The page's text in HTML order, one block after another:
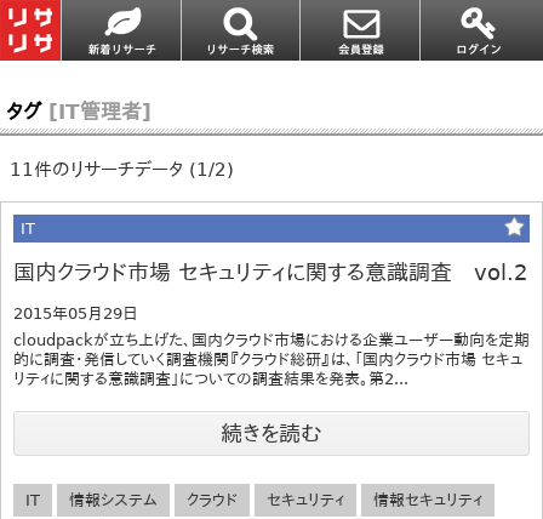
タグ [IT管理者]
11件のリサーチデータ (1/2)
IT
国内クラウド市場 セキュリティに関する意識調査 vol.2
2015年05月29日
cloudpackが立ち上げた、国内クラウド市場における企業ユーザー動向を定期
的に調査・発信していく調査機関『クラウド総研』は、「国内クラウド市場 セキュ
リティに関する意識調査」についての調査結果を発表。第2...
続きを読む
IT 情報システム クラウド セキュリティ 情報セキュリティ